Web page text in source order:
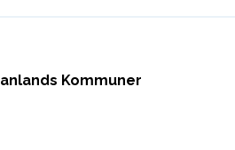
Kommuner